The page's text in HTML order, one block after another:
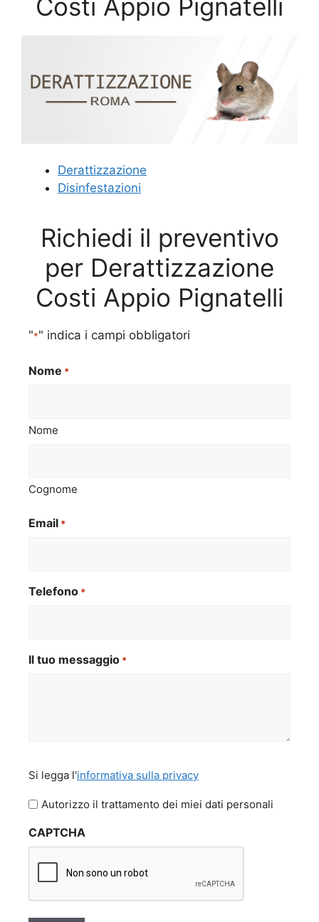
Costi Appio Pignatelli
Derattizzazione
Disinfestazioni
Richiedi il preventivo
per Derattizzazione
Costi Appio Pignatelli
"*" indica i campi obbligatori
Nome *
Nome
Cognome
Email *
Telefono *
Il tuo messaggio *
legga
l'informativa
privacy
Si legga l'informativa sulla privacy
Autorizzo il trattamento dei miei dati personali
CAPTCHA